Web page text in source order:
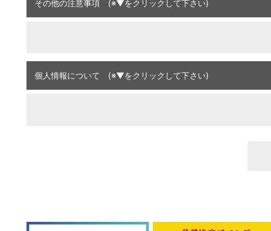
その他の注意事項 (※▼をクリックして下さい)
個人情報について (※▼をクリックして下さい)